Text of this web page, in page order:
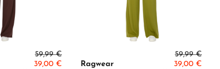
59,99 €
39,00 €
59,99 €
Ragwear
39,00 €